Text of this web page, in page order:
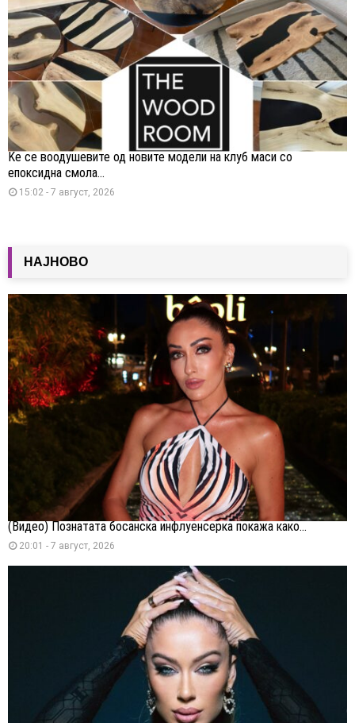
Ќе се воодушевите од новите модели на клуб маси со
епоксидна смола...
15:02 - 7 август, 2026
НАЈНОВО
(Видео) Познатата босанска инфлуенсерка покажа како...
20:01 - 7 август, 2026